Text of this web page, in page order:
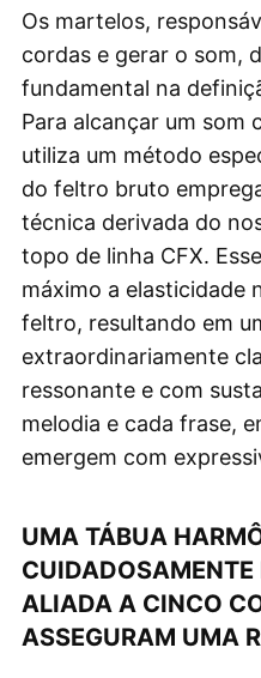
Os martelos,
cordas e gerar o som,
fundamental na
Para alcançar um som
utiliza um método
do feltro bruto
técnica derivada do
topo de linha CFX.
máximo a elasticidade
feltro, resultando em
extraordinariamente
ressonante e com
melodia e cada frase,
emergem com
UMA TÁBUA
CUIDADOSAMENTE
ALIADA A CINCO
ASSEGURAM UMA